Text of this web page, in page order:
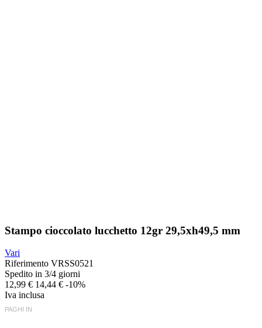
Stampo cioccolato lucchetto 12gr 29,5xh49,5 mm
Vari
Riferimento VRSS0521
Spedito in 3/4 giorni
12,99 € 14,44 € -10%
Iva inclusa
PAGHI IN